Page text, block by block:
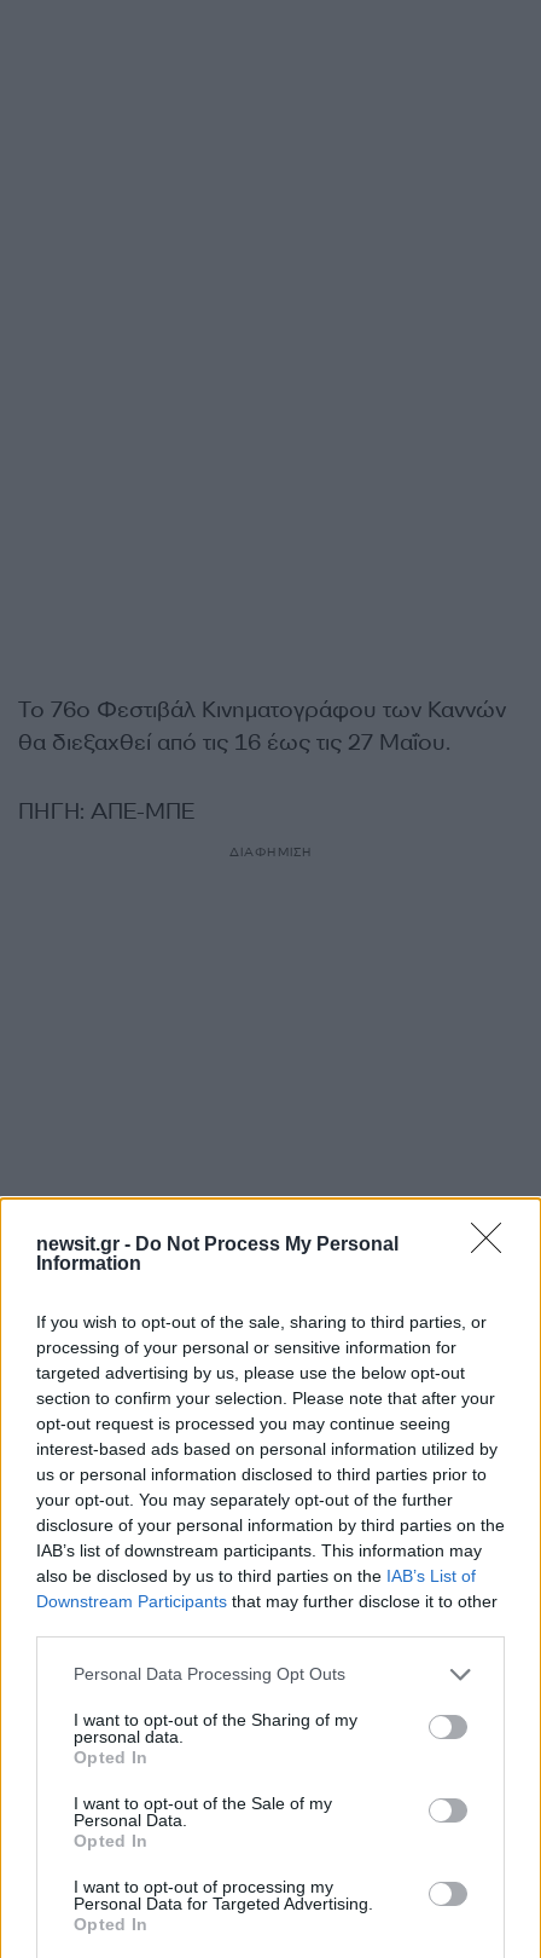
newsit.gr - Do Not Process My Personal
Information
If you wish to opt-out of the sale, sharing to third parties, or
processing of your personal or sensitive information for
targeted advertising by us, please use the below opt-out
section to confirm your selection. Please note that after your
opt-out request is processed you may continue seeing
interest-based ads based on personal information utilized by
us or personal information disclosed to third parties prior to
your opt-out. You may separately opt-out of the further
disclosure of your personal information by third parties on the
IAB’s list of downstream participants. This information may
also be disclosed by us to third parties on the IAB’s List of
Downstream Participants that may further disclose it to other
Please note that this website/app uses one or more Google
not limited to your visit or usage behaviour. You may click to
grant or deny consent to Google and its third-party tags to
use your data for below specified purposes in below Google
consent section.
Personal Data Processing Opt Outs
I want to opt-out of the Sharing of my
personal data.
Opted In
I want to opt-out of the Sale of my
Personal Data.
Opted In
I want to opt-out of processing my
Personal Data for Targeted Advertising.
Opted In
Το 76ο Φεστιβάλ Κινηματογράφου των Καννών
θα διεξαχθεί από τις 16 έως τις 27 Μαΐου.
ΠΗΓΗ: ΑΠΕ-ΜΠΕ
ΔΙΑΦΗΜΙΣΗ
Σχόλια
Σχολίασε εδώ
50 /50
Τραγωδία με 4χρονο αγόρι
στην Πάρο: Τα τρία σημεία
που εστιάζουν οι
αστυνομικοί για τον πνιγμό
στην πισίνα
Οι 6 όροι «φωτιά» του
στις ΗΠΑ για τα Στενά
Ορμούζ - «Ποτέ δεν
κάνουμε πίσω, είτε
πόλεμο είτε σε
διαπραγματεύσεις»